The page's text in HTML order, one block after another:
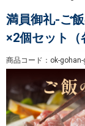
満員御礼-ご
×2個セット（
商品コード：ok-